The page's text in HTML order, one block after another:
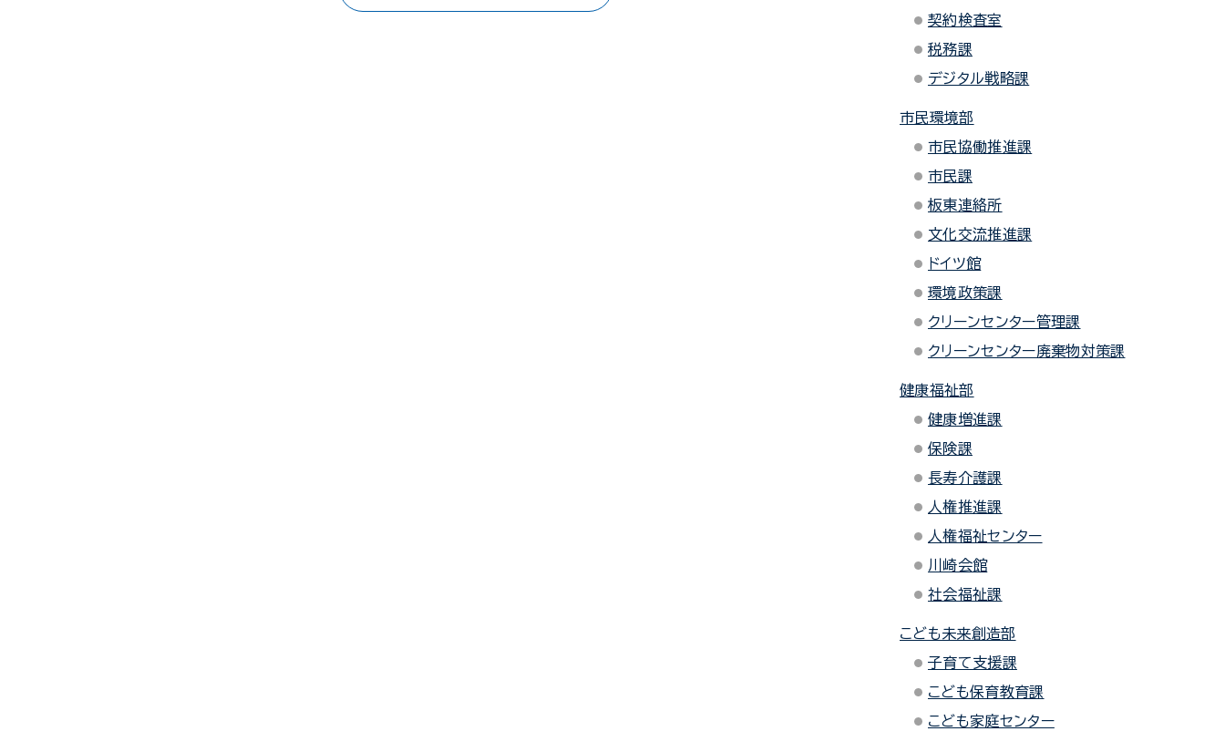
契約検査室
税務課
デジタル戦略課
市民環境部
市民協働推進課
市民課
板東連絡所
文化交流推進課
ドイツ館
環境政策課
クリーンセンター管理課
クリーンセンター廃棄物対策課
健康福祉部
健康増進課
保険課
長寿介護課
人権推進課
人権福祉センター
川崎会館
社会福祉課
こども未来創造部
子育て支援課
こども保育教育課
こども家庭センター